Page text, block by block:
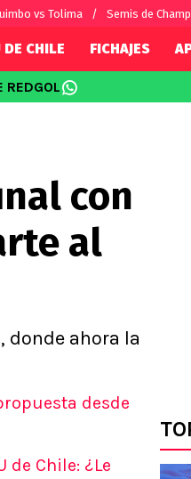
vs Tolima Semis de
Conference
Ligue 1
Premier League
Serie A
DE CHILE FICHAJES
REDGOL
con
al
donde ahora la
desde
de Chile: ¿Le